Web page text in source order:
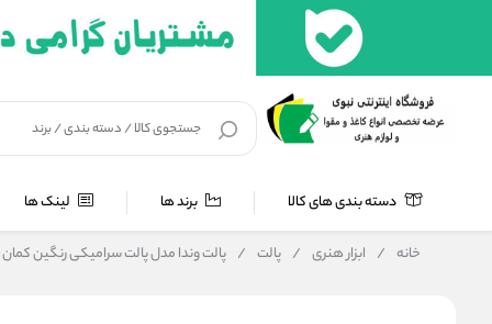
دسته بندی های کالا برند ها لینک ها
خانه / ابزار هنری / پالت / پالت وندا مدل پالت سرامیکی رنگین کمان 40 خانه